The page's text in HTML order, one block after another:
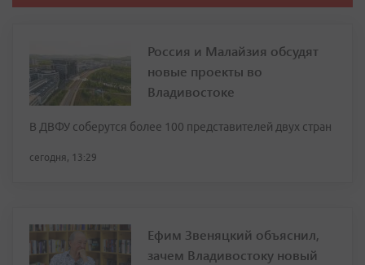
Россия и Малайзия обсудят
новые проекты во
Владивостоке
В ДВФУ соберутся более 100 представителей двух стран
сегодня, 13:29
Ефим Звеняцкий объяснил,
зачем Владивостоку новый